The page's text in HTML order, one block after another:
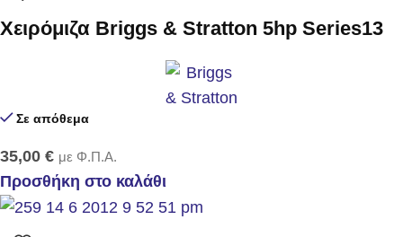
Χειρόμιζα Briggs & Stratton 5hp Series13
Σε απόθεμα
35,00 € με Φ.Π.Α.
Προσθήκη στο καλάθι